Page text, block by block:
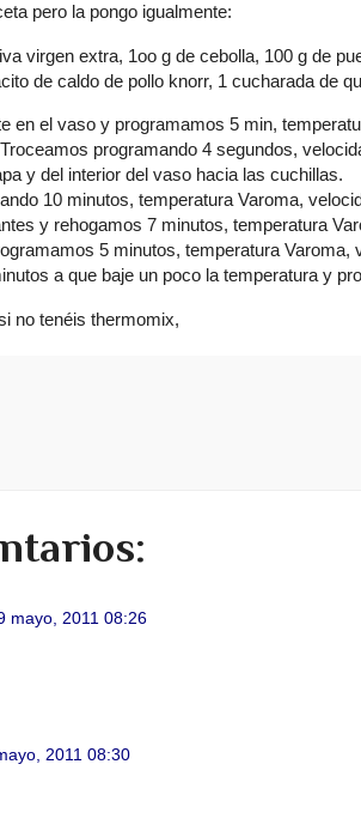
pero la pongo igualmente:
virgen extra, 1oo g de cebolla, 100 g de
de caldo de pollo knorr, 1 cucharada de
en el vaso y programamos 5 min,
programando 4 segundos,
y del interior del vaso hacia las cuchillas.
10 minutos, temperatura Varoma,
y rehogamos 7 minutos, temperatura
5 minutos, temperatura Varoma,
a que baje un poco la temperatura y
no tenéis thermomix,
mayo, 2011 08:26
2011 08:30